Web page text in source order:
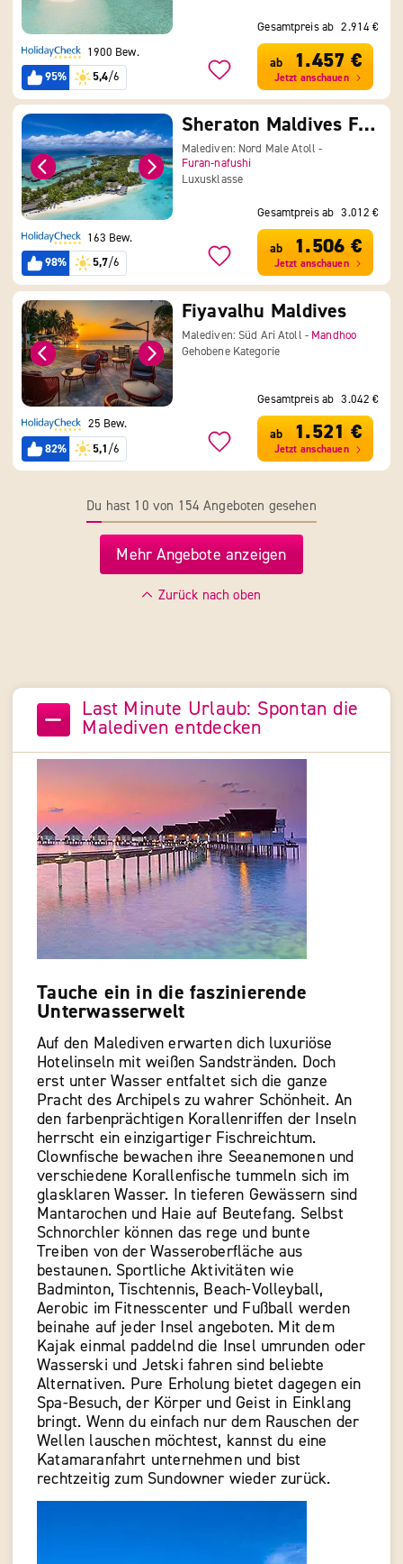
1900 Bew.
95%
5,4/6
Gesamtpreis ab 2.914 €
ab 1.457 €
Jetzt anschauen
Sheraton Maldives Full Moon Resort & Spa
Malediven: Nord Male Atoll -
Furan-nafushi
Luxusklasse
163 Bew.
98%
5,7/6
Gesamtpreis ab 3.012 €
ab 1.506 €
Jetzt anschauen
Fiyavalhu Maldives
Malediven: Süd Ari Atoll - Mandhoo
Gehobene Kategorie
25 Bew.
82%
5,1/6
Gesamtpreis ab 3.042 €
ab 1.521 €
Jetzt anschauen
Du hast 10 von 154 Angeboten gesehen
Mehr Angebote anzeigen
Zurück nach oben
Last Minute Urlaub: Spontan die
Malediven entdecken
Tauche ein in die faszinierende
Unterwasserwelt
Auf den Malediven erwarten dich luxuriöse
Hotelinseln mit weißen Sandstränden. Doch
erst unter Wasser entfaltet sich die ganze
Pracht des Archipels zu wahrer Schönheit. An
den farbenprächtigen Korallenriffen der Inseln
herrscht ein einzigartiger Fischreichtum.
Clownfische bewachen ihre Seeanemonen und
verschiedene Korallenfische tummeln sich im
glasklaren Wasser. In tieferen Gewässern sind
Mantarochen und Haie auf Beutefang. Selbst
Schnorchler können das rege und bunte
Treiben von der Wasseroberfläche aus
bestaunen. Sportliche Aktivitäten wie
Badminton, Tischtennis, Beach-Volleyball,
Aerobic im Fitnesscenter und Fußball werden
beinahe auf jeder Insel angeboten. Mit dem
Kajak einmal paddelnd die Insel umrunden oder
Wasserski und Jetski fahren sind beliebte
Alternativen. Pure Erholung bietet dagegen ein
Spa-Besuch, der Körper und Geist in Einklang
bringt. Wenn du einfach nur dem Rauschen der
Wellen lauschen möchtest, kannst du eine
Katamaranfahrt unternehmen und bist
rechtzeitig zum Sundowner wieder zurück.